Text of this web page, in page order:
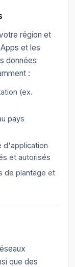
région et
et les
données
:
(ex.
pays
d'application
et autorisés
de plantage et
que des